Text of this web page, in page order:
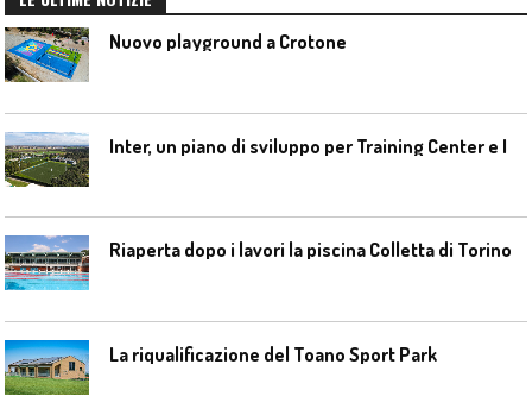
Nuovo playground a Crotone
Riaperta dopo i lavori la piscina Colletta di Torino
La riqualificazione del Toano Sport Park